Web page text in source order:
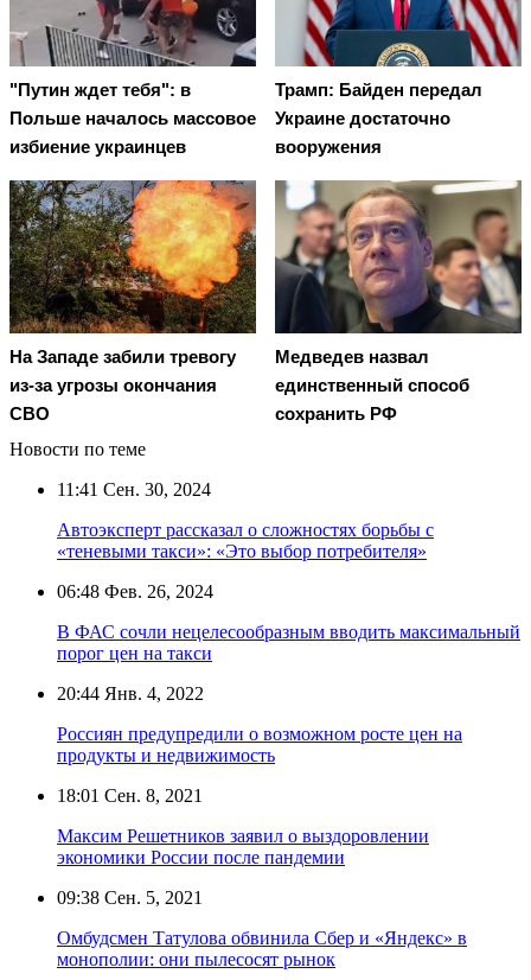
"Путин ждет тебя": в
Польше началось массовое
избиение украинцев
Трамп: Байден передал
Украине достаточно
вооружения
На Западе забили тревогу
из-за угрозы окончания
СВО
Медведев назвал
единственный способ
сохранить РФ
Новости по теме
11:41 Сен. 30, 2024
Автоэксперт рассказал о сложностях борьбы с
«теневыми такси»: «Это выбор потребителя»
06:48 Фев. 26, 2024
В ФАС сочли нецелесообразным вводить максимальный
порог цен на такси
20:44 Янв. 4, 2022
Россиян предупредили о возможном росте цен на
продукты и недвижимость
18:01 Сен. 8, 2021
Максим Решетников заявил о выздоровлении
экономики России после пандемии
09:38 Сен. 5, 2021
Омбудсмен Татулова обвинила Сбер и «Яндекс» в
монополии: они пылесосят рынок